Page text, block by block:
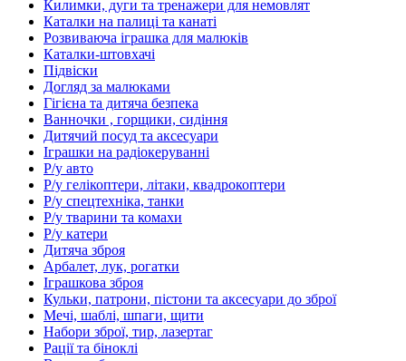
Килимки, дуги та тренажери для немовлят
Каталки на палиці та канаті
Розвиваюча іграшка для малюків
Каталки-штовхачі
Підвіски
Догляд за малюками
Гігієна та дитяча безпека
Ванночки , горщики, сидіння
Дитячий посуд та аксесуари
Іграшки на радіокеруванні
Р/у авто
Р/у гелікоптери, літаки, квадрокоптери
Р/у спецтехніка, танки
Р/у тварини та комахи
Р/у катери
Дитяча зброя
Арбалет, лук, рогатки
Іграшкова зброя
Кульки, патрони, пістони та аксесуари до зброї
Мечі, шаблі, шпаги, щити
Набори зброї, тир, лазертаг
Рації та біноклі